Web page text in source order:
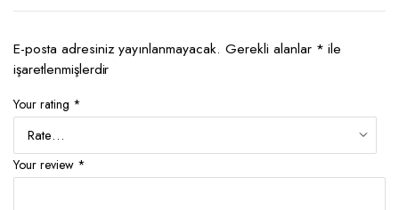
E-posta adresiniz yayınlanmayacak. Gerekli alanlar * ile
işaretlenmişlerdir
Your rating *
Your review *